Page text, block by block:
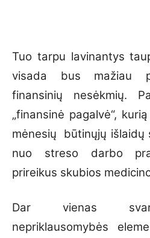
Tuo tarpu lavinantys
visada bus mažiau
finansinių nesėkmių.
„finansinė pagalvė“,
mėnesių būtinųjų išlaidų
nuo streso darbo
prireikus skubios
Dar vienas
nepriklausomybės